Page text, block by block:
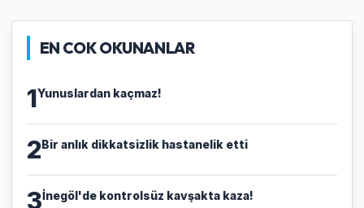
EN COK OKUNANLAR
1Yunuslardan kaçmaz!
2Bir anlık dikkatsizlik hastanelik etti
3İnegöl'de kontrolsüz kavşakta kaza!